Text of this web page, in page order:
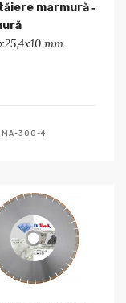
marmură ‑
mm
300-4